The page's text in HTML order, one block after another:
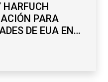
HARFUCH
PARA
DE EUA EN